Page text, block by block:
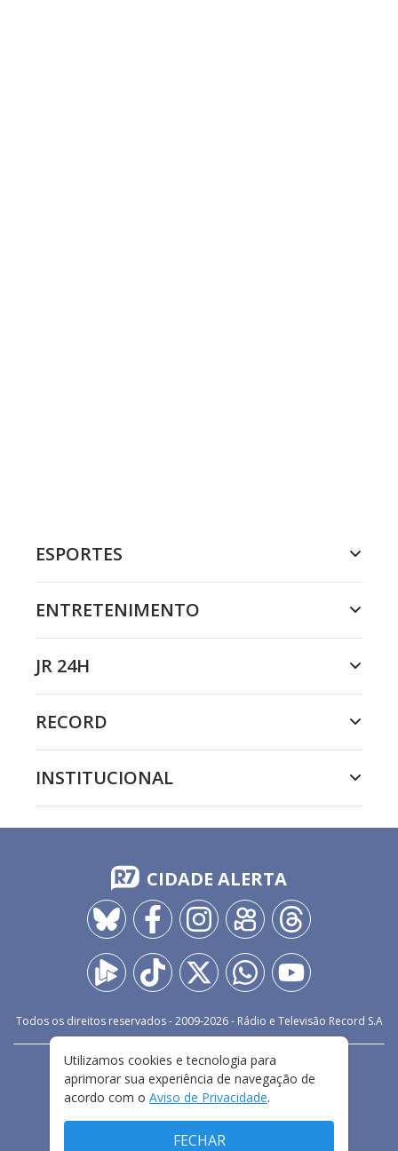
ESPORTES
ENTRETENIMENTO
JR 24H
RECORD
INSTITUCIONAL
CIDADE ALERTA
Todos os direitos reservados - 2009-2026- Rádio e Televisão Record S.A
FALE CONOSCO
PRIVACIDADE
TERMOS E CONDIÇÕES DE USO
Utilizamos cookies e tecnologia para
aprimorar sua experiência de navegação de
acordo com o Aviso de Privacidade.
FECHAR